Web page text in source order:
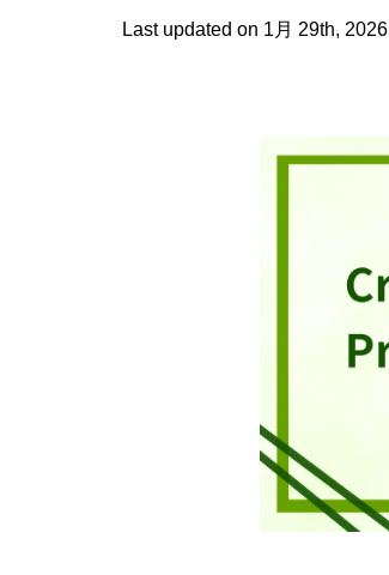
Last updated on 1月 29th, 2026